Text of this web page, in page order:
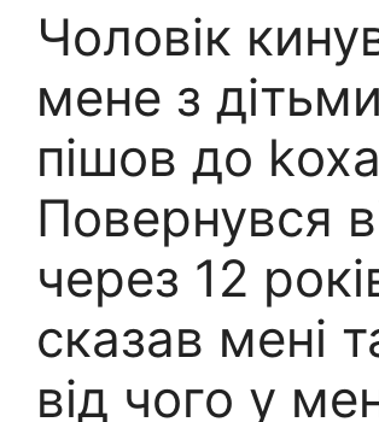
Чоловік
мене з дітьми
пішов до
Повернувся
через 12
сказав мені
від чого у